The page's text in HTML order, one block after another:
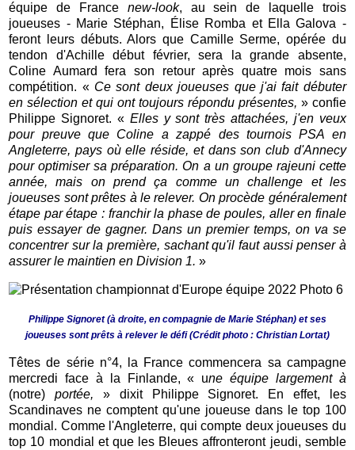
équipe de France new-look, au sein de laquelle trois
joueuses - Marie Stéphan, Élise Romba et Ella Galova -
feront leurs débuts. Alors que Camille Serme, opérée du
tendon d'Achille début février, sera la grande absente,
Coline Aumard fera son retour après quatre mois sans
compétition. « Ce sont deux joueuses que j'ai fait débuter
en sélection et qui ont toujours répondu présentes, » confie
Philippe Signoret. « Elles y sont très attachées, j'en veux
pour preuve que Coline a zappé des tournois PSA en
Angleterre, pays où elle réside, et dans son club d'Annecy
pour optimiser sa préparation. On a un groupe rajeuni cette
année, mais on prend ça comme un challenge et les
joueuses sont prêtes à le relever. On procède généralement
étape par étape : franchir la phase de poules, aller en finale
puis essayer de gagner. Dans un premier temps, on va se
concentrer sur la première, sachant qu'il faut aussi penser à
assurer le maintien en Division 1. »
Philippe Signoret (à droite, en compagnie de Marie Stéphan) et ses
joueuses sont prêts à relever le défi (Crédit photo : Christian Lortat)
Têtes de série n°4, la France commencera sa campagne
mercredi face à la Finlande, « une équipe largement à
(notre)portée, » dixit Philippe Signoret. En effet, les
Scandinaves ne comptent qu'une joueuse dans le top 100
mondial. Comme l'Angleterre, qui compte deux joueuses du
top 10 mondial et que les Bleues affronteront jeudi, semble